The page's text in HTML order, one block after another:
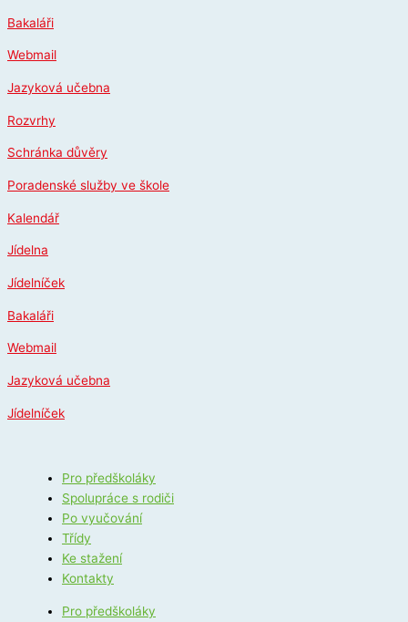
na
obsah
Bakaláři
Webmail
Jazyková učebna
Rozvrhy
Schránka důvěry
Poradenské služby ve škole
Kalendář
Jídelna
Jídelníček
Bakaláři
Webmail
Jazyková učebna
Jídelníček
Pro předškoláky
Spolupráce s rodiči
Po vyučování
Třídy
Ke stažení
Kontakty
Pro předškoláky